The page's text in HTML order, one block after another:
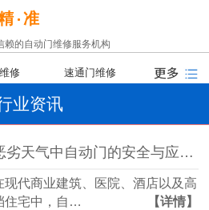
准
赖的自动门维修服务机构
修 速通门维修
业资讯
恶劣天气中自动门的安全与应对策略
现代商业建筑、医院、酒店以及高
住宅中，自…
【详情】